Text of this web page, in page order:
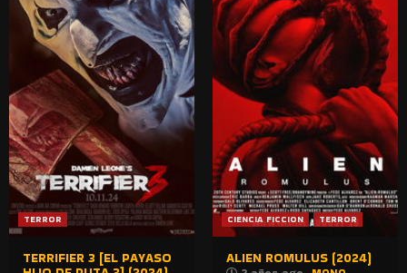
TERROR
TERRIFIER 3 [EL PAYASO
CIENCIA FICCION TERROR
ALIEN ROMULUS (2024)